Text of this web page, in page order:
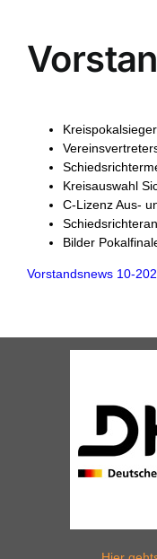
Kreisauswahl
C-Lizenz Aus-
Bilder
Vorstandsnews 10-